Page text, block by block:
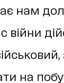
нам
на